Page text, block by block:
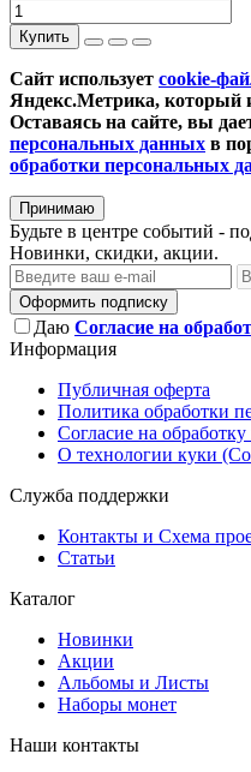
Купить
Сайт использует cookie-
Яндекс.Метрика, который
Оставаясь на сайте, вы
персональных данных в
обработки персональных
Принимаю
Будьте в центре событий -
Новинки, скидки, акции.
Оформить подписку
Даю Согласие на
Информация
Публичная оферта
Политика обработки
Согласие на
О технологии куки
Служба поддержки
Контакты и Схема
Статьи
Каталог
Новинки
Акции
Альбомы и Листы
Наборы монет
Наши контакты